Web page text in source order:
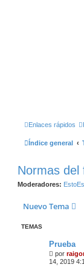
Enlaces rápidos
Índice general
Normas del
Moderadores:
Nuevo Tema
TEMAS
Prueba
por
14, 2019